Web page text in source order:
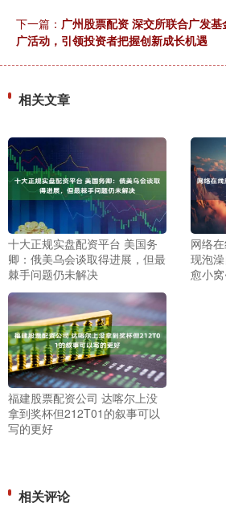
下一篇： 广州股票配资 深交所联合广发
广活动，引领投资者把握创新成长机遇
相关文章
十大正规实盘配资平台 美国务
卿：俄美乌会谈取得进展，但最
棘手问题仍未解决
网络
现泡
愈小
福建股票配资公司 达喀尔上没
拿到奖杯但212T01的叙事可以
写的更好
相关评论